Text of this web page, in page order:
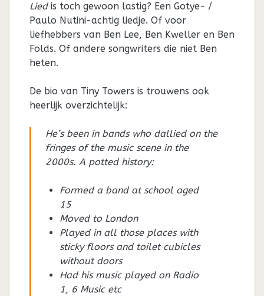
Liedis toch gewoon lastig? Een Gotye- /
Paulo Nutini-achtig liedje. Of voor
liefhebbers van Ben Lee, Ben Kweller en Ben
Folds. Of andere songwriters die niet Ben
heten.
De bio van Tiny Towers is trouwens ook
heerlijk overzichtelijk:
He’s been in bands who dallied on the
fringes of the music scene in the
2000s. A potted history:
Formed a band at school aged
15
Moved to London
Played in all those places with
sticky floors and toilet cubicles
without doors
Had his music played on Radio
1, 6 Music etc